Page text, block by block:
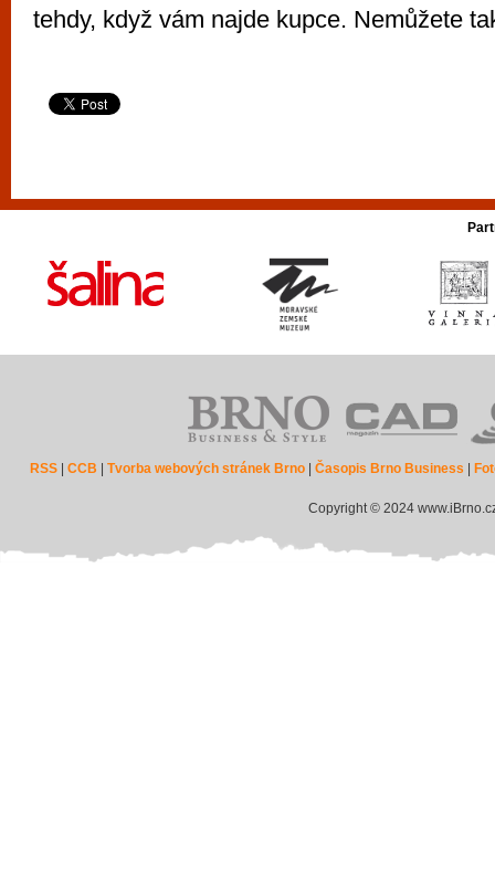
tehdy, když vám najde kupce. Nemůžete
RSS |CCB |Tvorba webových stránek Brno |Časopis Brno Business
Copyright © 2024